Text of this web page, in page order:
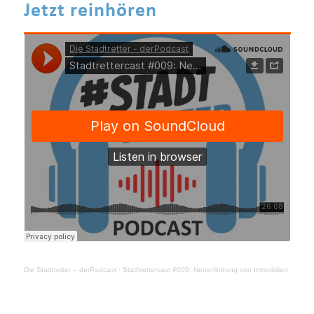
Jetzt reinhören
Die Stadtretter – derPodcast · Stadtrettercast #009: Neuerfindung von Immobilien